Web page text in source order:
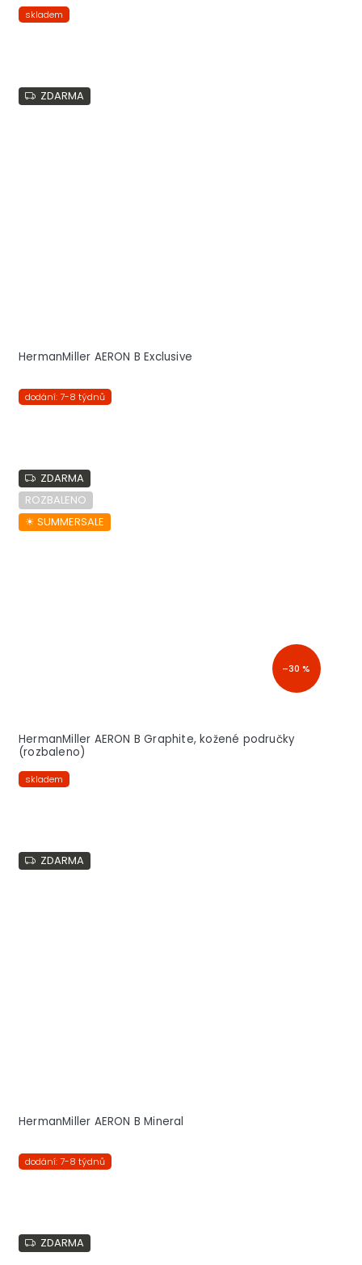
skladem
ZDARMA
HermanMiller AERON B Exclusive
dodání: 7-8 týdnů
ZDARMA
ROZBALENO
☀︎ SUMMERSALE
–30 %
HermanMiller AERON B Graphite, kožené područky
(rozbaleno)
skladem
ZDARMA
HermanMiller AERON B Mineral
dodání: 7-8 týdnů
ZDARMA